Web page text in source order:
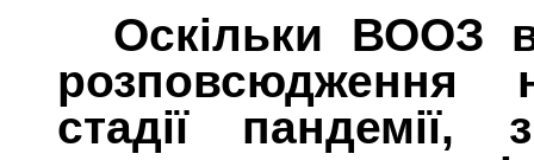
Оскільки ВООЗ
розповсюдження
стадії